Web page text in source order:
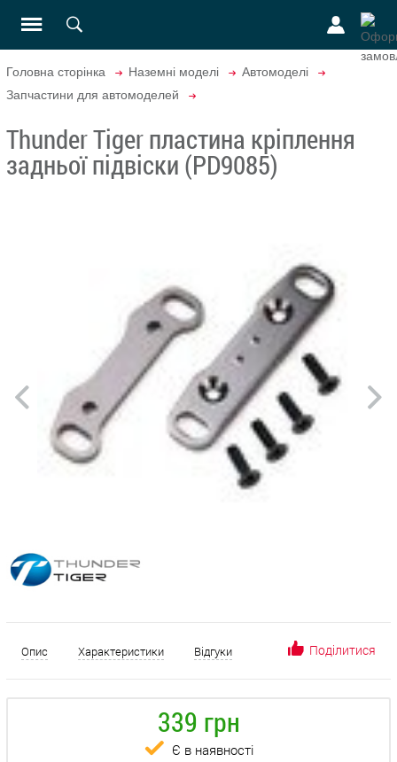
Головна сторінка Наземні моделі
Автомоделі
Запчастини для автомоделей
Thunder Tiger пластина кріплення
задньої підвіски (PD9085)
Опис Характеристики Відгуки Поділитися
339 грн
Є в наявності